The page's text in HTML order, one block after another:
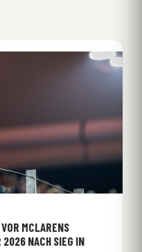
MCLARENS
NACH SIEG IN